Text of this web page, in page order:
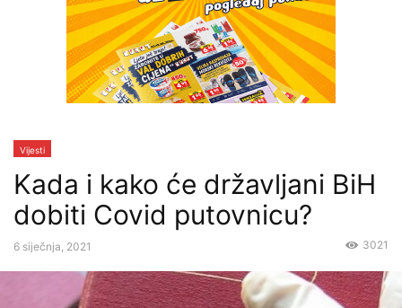
Vijesti
Kada i kako će državljani BiH
dobiti Covid putovnicu?
6 siječnja, 2021 3021